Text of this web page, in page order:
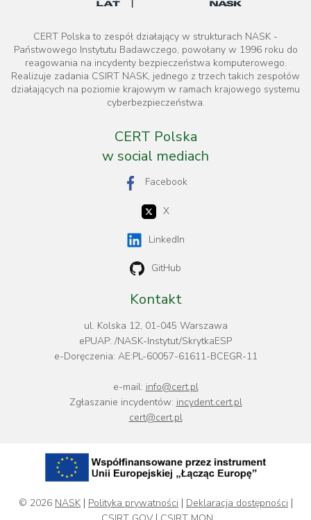
CERT Polska to zespół działający w strukturach NASK -
Państwowego Instytutu Badawczego, powołany w 1996 roku do
reagowania na incydenty bezpieczeństwa komputerowego.
Realizuje zadania CSIRT NASK, jednego z trzech takich zespołów
działających na poziomie krajowym w ramach krajowego systemu
cyberbezpieczeństwa.
CERT Polska
w social mediach
Facebook
X
LinkedIn
GitHub
Kontakt
ul. Kolska 12, 01-045 Warszawa
ePUAP: /NASK-Instytut/SkrytkaESP
e-Doręczenia: AE:PL-60057-61611-BCEGR-11
e-mail: info@cert.pl
Zgłaszanie incydentów: incydent.cert.pl
cert@cert.pl
© 2026 NASK Polityka prywatności
Deklaracja dostępności